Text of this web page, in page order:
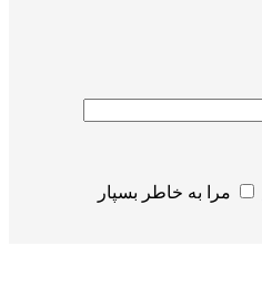
مرا به خاطر بسپار